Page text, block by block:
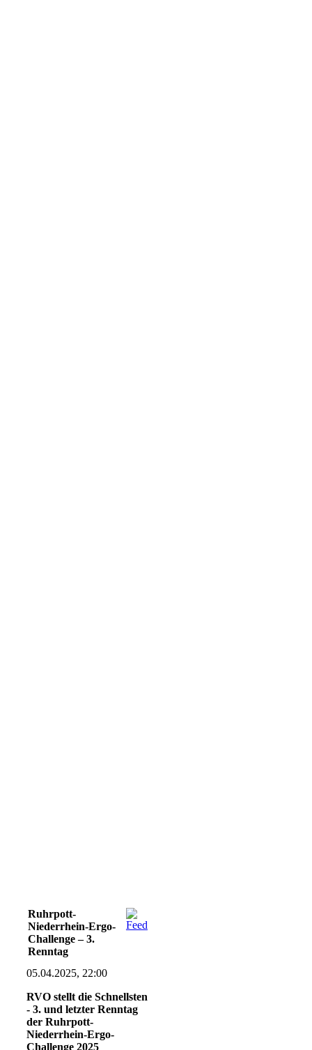
Ruhrpott-
Niederrhein-Ergo-
Challenge – 3.
Renntag
05.04.2025, 22:00
RVO stellt die Schnellsten
- 3. und letzter Renntag
der Ruhrpott-
Niederrhein-Ergo-
Challenge 2025